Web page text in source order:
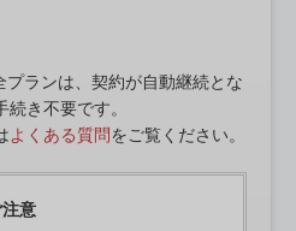
ランは、契約が自動継続とな
続き不要です。
よくある質問をご覧ください。
意